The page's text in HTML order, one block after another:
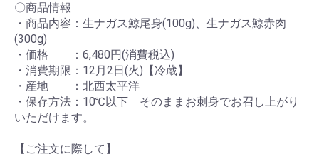
〇商品情報
・商品内容：生ナガス鯨尾身(100g)、生ナガス鯨赤肉
(300g)
・価格 ：6,480円(消費税込)
・消費期限：12月2日(火)【冷蔵】
・産地 ：北西太平洋
・保存方法：10℃以下 そのままお刺身でお召し上がり
いただけます。
【ご注文に際して】